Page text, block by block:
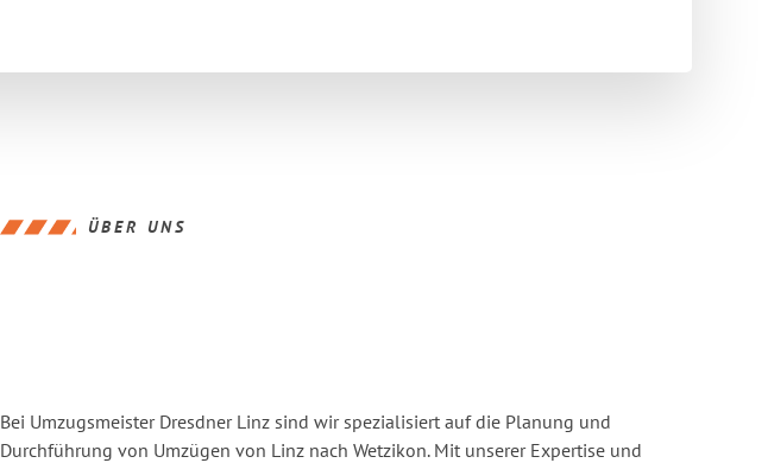
ÜBER UNS
Bei Umzugsmeister Dresdner Linz sind wir spezialisiert auf die Planung und
Durchführung von Umzügen von Linz nach Wetzikon. Mit unserer Expertise und